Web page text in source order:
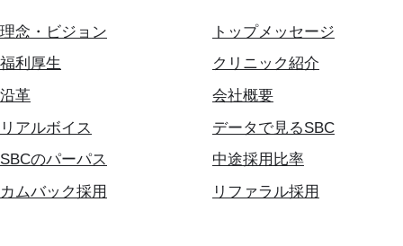
理念・ビジョン
トップメッセージ
福利厚生
クリニック紹介
沿革
会社概要
リアルボイス
データで見るSBC
SBCのパーパス
中途採用比率
カムバック採用
リファラル採用